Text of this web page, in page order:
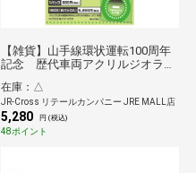
【雑貨】山手線環状運転100周年
記念 歴代車両アクリルジオラ
在庫：△
JR-Cross リテールカンパニー JRE MALL店
5,280 円 (税込)
48ポイント